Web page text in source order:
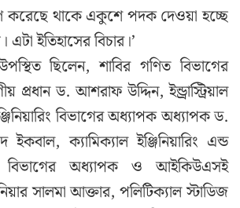
করেছে থাকে একুশে পদক দেওয়া হচ্ছে
ইতিহাসের বিচার।’
ছিলেন, শাবির গণিত বিভাগের
প্রধান ড. আশরাফ উদ্দিন, ইন্ড্রাস্ট্রিয়াল
বিভাগের অধ্যাপক অধ্যাপক ড.
ইকবাল, ক্যামিক্যাল ইঞ্জিনিয়ারিং এন্ড
বিভাগের অধ্যাপক ও আইকিউএসই
সালমা আক্তার, পলিটিক্যাল স্টাডিজ